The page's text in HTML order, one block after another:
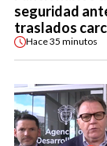
seguridad
traslados
Hace35 minutos